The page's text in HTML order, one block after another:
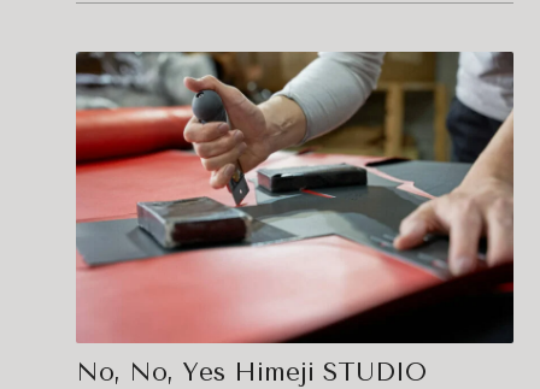
No, No, Yes Himeji STUDIO